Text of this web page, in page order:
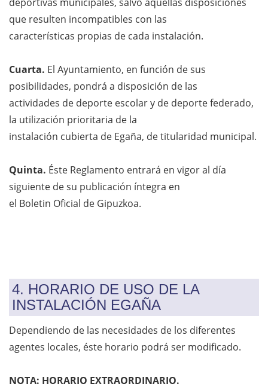
que resulten incompatibles con las
características propias de cada instalación.
Cuarta. El Ayuntamiento, en función de sus
posibilidades, pondrá a disposición de las
actividades de deporte escolar y de deporte federado,
la utilización prioritaria de la
instalación cubierta de Egaña, de titularidad municipal.
Quinta. Éste Reglamento entrará en vigor al día
siguiente de su publicación íntegra en
el Boletin Oficial de Gipuzkoa.
4. HORARIO DE USO DE LA
INSTALACIÓN EGAÑA
Dependiendo de las necesidades de los diferentes
agentes locales, éste horario podrá ser modificado.
NOTA: HORARIO EXTRAORDINARIO.